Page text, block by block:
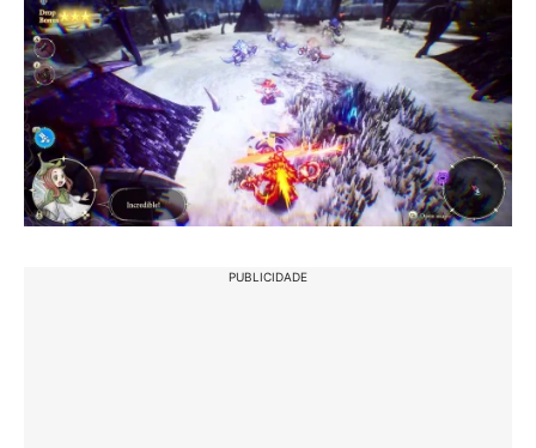
PUBLICIDADE